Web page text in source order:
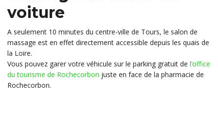
voiture
A seulement 10 minutes du centre-ville de Tours, le salon de
massage est en effet directement accessible depuis les quais de
la Loire.
Vous pouvez garer votre véhicule sur le parking gratuit de l’office
du tourisme de Rochecorbon juste en face de la pharmacie de
Rochecorbon.